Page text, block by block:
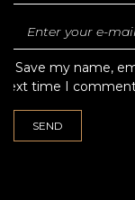
Save my name,
next time I